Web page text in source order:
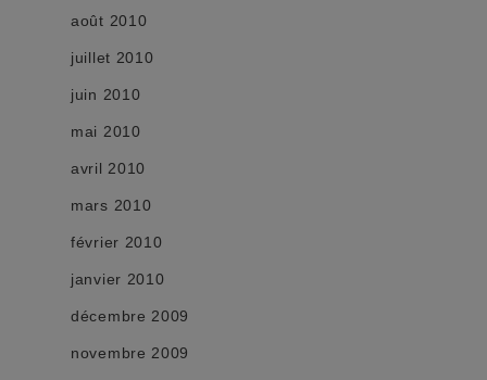
août 2010
juillet 2010
juin 2010
mai 2010
avril 2010
mars 2010
février 2010
janvier 2010
décembre 2009
novembre 2009